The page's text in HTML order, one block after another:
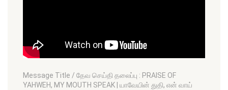
Message Title / தேவ செய்தி தலைப்பு : PRAISE OF
YAHWEH, MY MOUTH SPEAK | யாவேயின் துதி, என் வாய்